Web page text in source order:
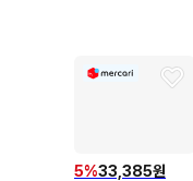
5%33,385원